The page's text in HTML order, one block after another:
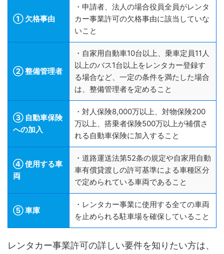
① 欠格事由
・申請者、法人の場合役員全員がレンタ
カー事業許可の欠格事由に該当していな
いこと
② 整備管理者
・自家用自動車10台以上、乗車定員11人
以上のバス1台以上をレンタカー登録す
る場合など、一定の条件を満たした場合
は、整備管理者を定めること
③ 自動車保険
への加入
・対人保険8,000万以上、対物保険200
万以上、搭乗者保険500万以上が補償さ
れる自動車保険に加入すること
④ 使用する車
両
・道路運送法第52条の規定や自家用自動
車有償貸渡しの許可基準による車種区分
で定められている車両であること
⑤ 車庫
・レンタカー事業に使用する全ての車両
を止められる駐車場を確保していること
レンタカー事業許可の詳しい要件を知りたい方は、